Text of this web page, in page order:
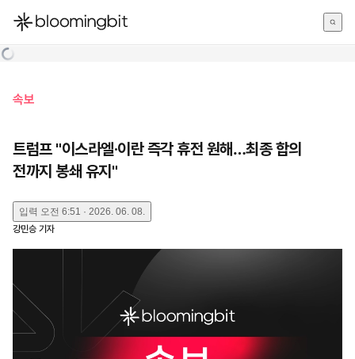
한국어
속보
트럼프 "이스라엘·이란 즉각 휴전 원해…최종 합의
전까지 봉쇄 유지"
입력 오전 6:51 · 2026. 06. 08.
강민승 기자